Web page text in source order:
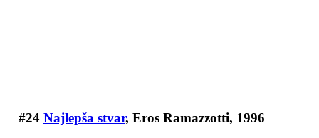
#24 Najlepša stvar, Eros Ramazzotti, 1996